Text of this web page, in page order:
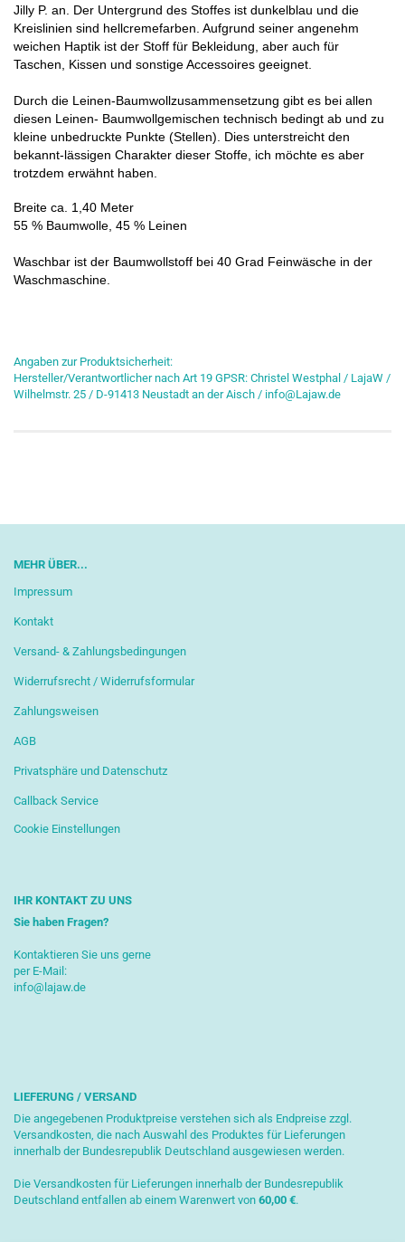
Jilly P. an. Der Untergrund des Stoffes ist dunkelblau und die
Kreislinien sind hellcremefarben. Aufgrund seiner angenehm
weichen Haptik ist der Stoff für Bekleidung, aber auch für
Taschen, Kissen und sonstige Accessoires geeignet.
Durch die Leinen-Baumwollzusammensetzung gibt es bei allen
diesen Leinen- Baumwollgemischen technisch bedingt ab und zu
kleine unbedruckte Punkte (Stellen). Dies unterstreicht den
bekannt-lässigen Charakter dieser Stoffe, ich möchte es aber
trotzdem erwähnt haben.
Breite ca. 1,40 Meter
55 % Baumwolle, 45 % Leinen
Waschbar ist der Baumwollstoff bei 40 Grad Feinwäsche in der
Waschmaschine.
Angaben zur Produktsicherheit:
Hersteller/Verantwortlicher nach Art 19 GPSR: Christel Westphal / LajaW /
Wilhelmstr. 25 / D-91413 Neustadt an der Aisch / info@Lajaw.de
MEHR ÜBER...
Impressum
Kontakt
Versand- & Zahlungsbedingungen
Widerrufsrecht / Widerrufsformular
Zahlungsweisen
AGB
Privatsphäre und Datenschutz
Callback Service
Cookie Einstellungen
IHR KONTAKT ZU UNS
Sie haben Fragen?
Kontaktieren Sie uns gerne
per E-Mail:
info@lajaw.de
LIEFERUNG / VERSAND
Die angegebenen Produktpreise verstehen sich als Endpreise zzgl.
Versandkosten, die nach Auswahl des Produktes für Lieferungen
innerhalb der Bundesrepublik Deutschland ausgewiesen werden.
Die Versandkosten für Lieferungen innerhalb der Bundesrepublik
Deutschland entfallen ab einem Warenwert von 60,00 €.